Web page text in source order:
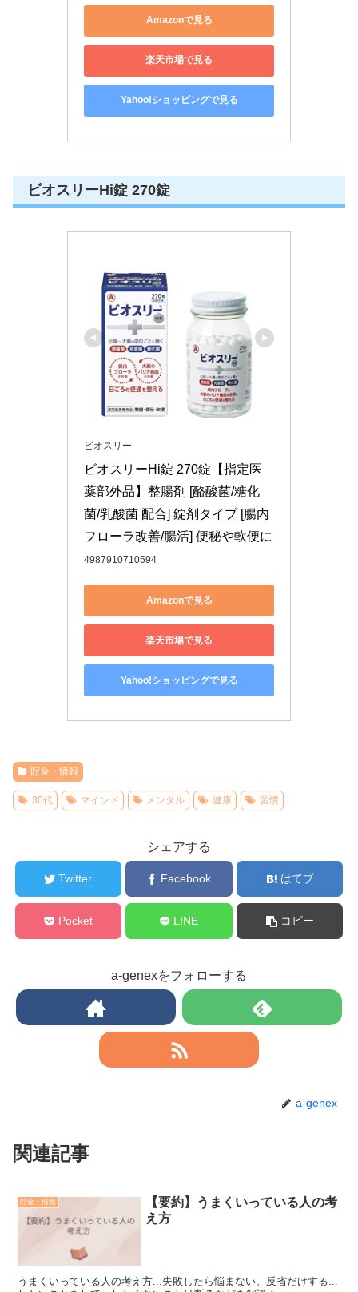
Amazonで見る
楽天市場で見る
Yahoo!ショッピングで見る
ビオスリーHi錠 270錠
ビオスリー
ビオスリーHi錠 270錠【指定医
薬部外品】整腸剤 [酪酸菌/糖化
菌/乳酸菌 配合] 錠剤タイプ [腸内
フローラ改善/腸活] 便秘や軟便に
4987910710594
Amazonで見る
楽天市場で見る
Yahoo!ショッピングで見る
貯金・情報
30代 マインド メンタル 健康 習慣
シェアする
Twitter Facebook はてブ
Pocket LINE コピー
a-genexをフォローする
a-genex
関連記事
貯金・情報
【要約】うまくいっている人の考
え方
うまくいっている人の考え方...失敗したら悩まない。反省だけする...